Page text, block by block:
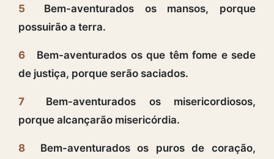
5
Bem-aventurados os mansos, porque
possuirão a terra.
6
Bem-aventurados os que têm fome e sede
de justiça, porque serão saciados.
7
Bem-aventurados os misericordiosos,
porque alcançarão misericórdia.
8
Bem-aventurados os puros de coração,